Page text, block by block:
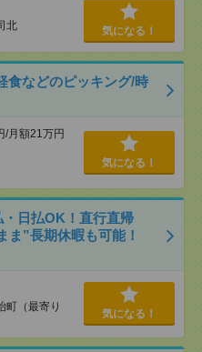
北 気になる！
食などのピッキング/時
月額21万円
気になる！
日払OK！直行直帰
ま”長期休暇も可能！
町（最寄り
気になる！